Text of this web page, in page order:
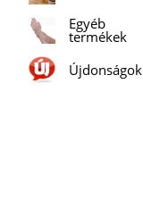
Egyéb
termékek
Újdonságok